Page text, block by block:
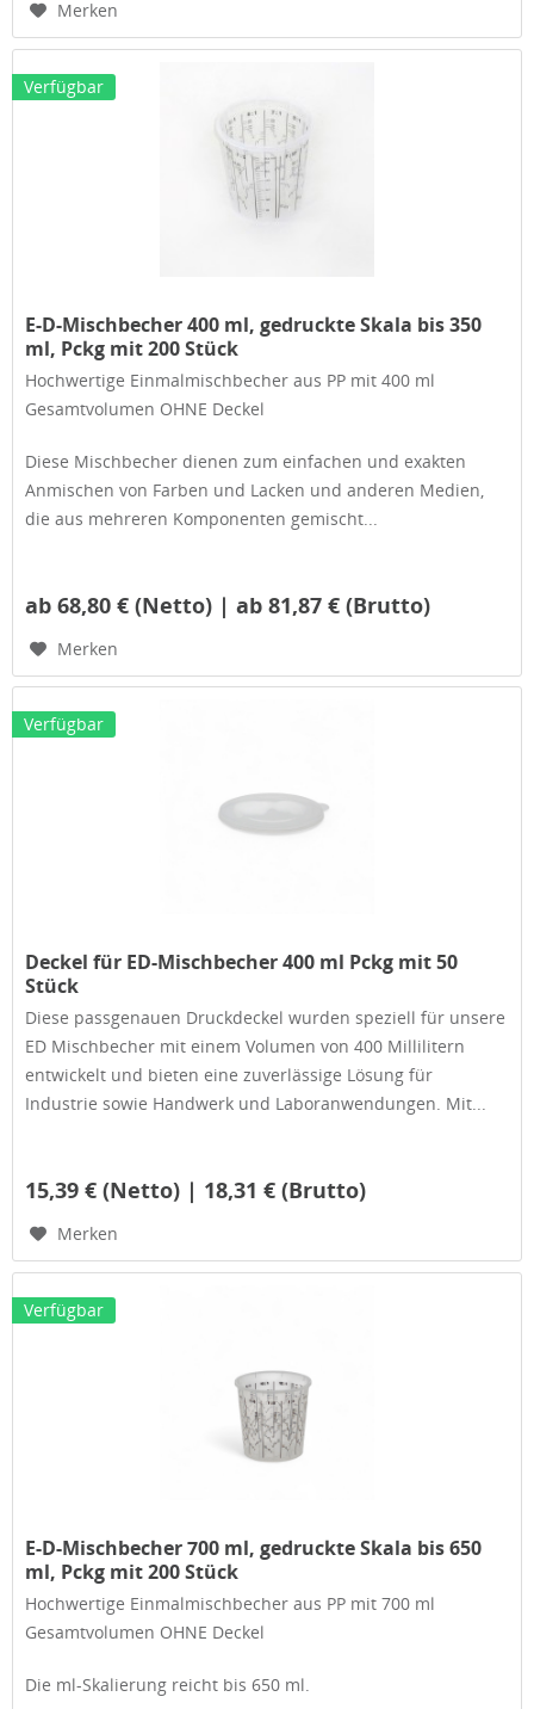
Merken
Verfügbar
E-D-Mischbecher 400 ml, gedruckte Skala bis 350
ml, Pckg mit 200 Stück
Hochwertige Einmalmischbecher aus PP mit 400 ml
Gesamtvolumen OHNE Deckel
Diese Mischbecher dienen zum einfachen und exakten
Anmischen von Farben und Lacken und anderen Medien,
die aus mehreren Komponenten gemischt...
ab 68,80 € (Netto) | ab 81,87 € (Brutto)
Merken
Verfügbar
Deckel für ED-Mischbecher 400 ml Pckg mit 50
Stück
Diese passgenauen Druckdeckel wurden speziell für unsere
ED Mischbecher mit einem Volumen von 400 Millilitern
entwickelt und bieten eine zuverlässige Lösung für
Industrie sowie Handwerk und Laboranwendungen. Mit...
15,39 € (Netto) | 18,31 € (Brutto)
Merken
Verfügbar
E-D-Mischbecher 700 ml, gedruckte Skala bis 650
ml, Pckg mit 200 Stück
Hochwertige Einmalmischbecher aus PP mit 700 ml
Gesamtvolumen OHNE Deckel
Die ml-Skalierung reicht bis 650 ml.